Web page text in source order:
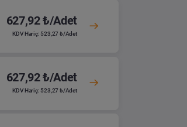
627,92 ₺/Adet
KDV Hariç: 523,27 ₺/Adet
627,92 ₺/Adet
KDV Hariç: 523,27 ₺/Adet